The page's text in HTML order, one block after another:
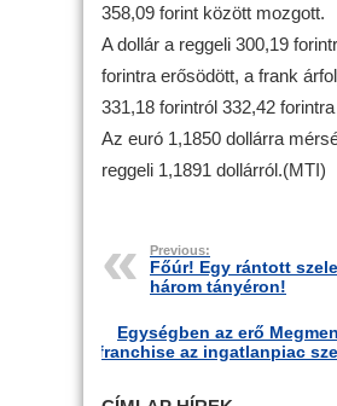
358,09 forint között mozgott.
A dollár a reggeli 300,19
forintra erősödött, a frank
331,18 forintról 332,42
Az euró 1,1850 dollárra
reggeli 1,1891 dollárról.(MTI)
Previous:
Főúr! Egy rántott
három tányéron!
Egységben az erő
franchise az ingatlanpiac